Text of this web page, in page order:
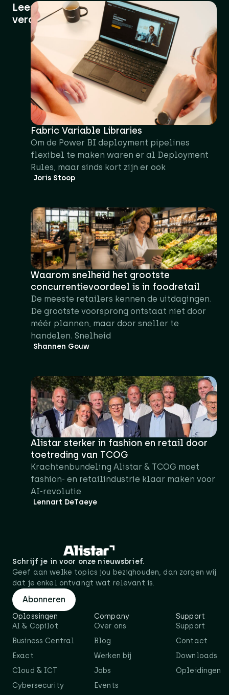
Lees
verder
Fabric Variable Libraries
Om de Power BI deployment pipelines
flexibel te maken waren er al Deployment
Rules, maar sinds kort zijn er ook
Joris Stoop
Waarom snelheid het grootste
concurrentievoordeel is in foodretail
De meeste retailers kennen de uitdagingen.
De grootste voorsprong ontstaat niet door
méér plannen, maar door sneller te
handelen. Snelheid
Shannen Gouw
Alistar sterker in fashion en retail door
toetreding van TCOG
Krachtenbundeling Alistar & TCOG moet
fashion- en retailindustrie klaar maken voor
AI-revolutie
Lennart DeTaeye
Schrijf je in voor onze nieuwsbrief.
Geef aan welke topics jou bezighouden, dan zorgen wij
dat je enkel ontvangt wat relevant is.
Abonneren
Oplossingen
AI & Copilot
Business Central
Exact
Cloud & ICT
Cybersecurity
Company
Over ons
Blog
Werken bij
Jobs
Events
Support
Support
Contact
Downloads
Opleidingen